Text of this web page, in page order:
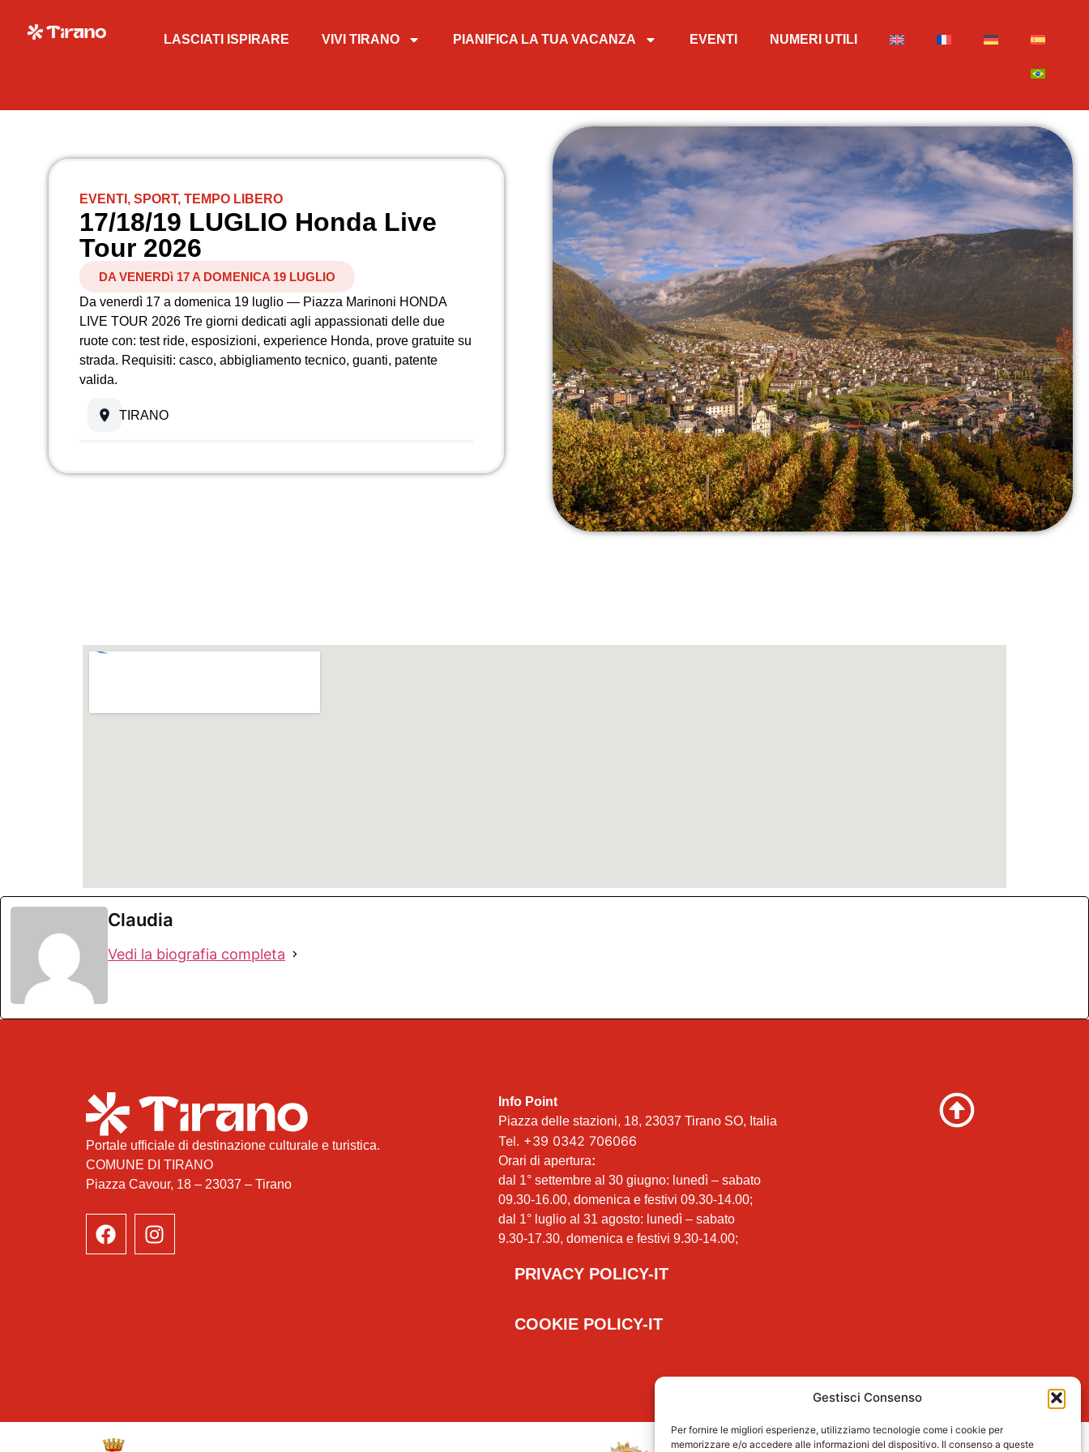
Gestisci Consenso
Per fornire le migliori esperienze, utilizziamo tecnologie come i cookie per
memorizzare e/o accedere alle informazioni del dispositivo. Il consenso a queste
LASCIATI ISPIRARE VIVI TIRANO PIANIFICA LA TUA VACANZA EVENTI NUMERI UTILI
EVENTI , SPORT, TEMPO LIBERO
17/18/19 LUGLIO Honda Live
Tour 2026
DA VENERDì 17 A DOMENICA 19 LUGLIO
Da venerdì 17 a domenica 19 luglio — Piazza Marinoni HONDA
LIVE TOUR 2026 Tre giorni dedicati agli appassionati delle due
ruote con: test ride, esposizioni, experience Honda, prove gratuite su
strada. Requisiti: casco, abbigliamento tecnico, guanti, patente
valida.
TIRANO
Claudia
Vedi la biografia completa
Portale ufficiale di destinazione culturale e turistica.
COMUNE DI TIRANO
Piazza Cavour, 18 – 23037 – Tirano
Info Point
Piazza delle stazioni, 18, 23037 Tirano SO, Italia
Tel. +39 0342 706066
Orari di apertura:
dal 1° settembre al 30 giugno: lunedì – sabato
09.30-16.00, domenica e festivi 09.30-14.00;
dal 1° luglio al 31 agosto: lunedì – sabato
9.30-17.30, domenica e festivi 9.30-14.00;
PRIVACY POLICY-IT
COOKIE POLICY-IT